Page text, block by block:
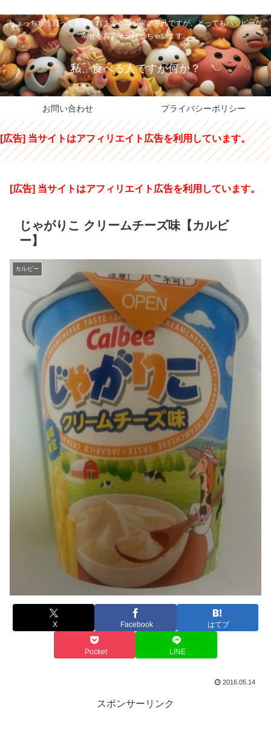
しょっちゅう買ってきてくれます。我が家の平凡ですが、とってもハッピーな
幸せをおすそ分けしちゃいます。
私、食べる人ですが何か？
お問い合わせ プライバシーポリシー
[広告] 当サイトはアフィリエイト広告を利用しています。
[広告] 当サイトはアフィリエイト広告を利用しています。
じゃがりこ クリームチーズ味【カルビ
ー】
カルビー
X Facebook はてブ
Pocket LINE
2016.05.14
スポンサーリンク